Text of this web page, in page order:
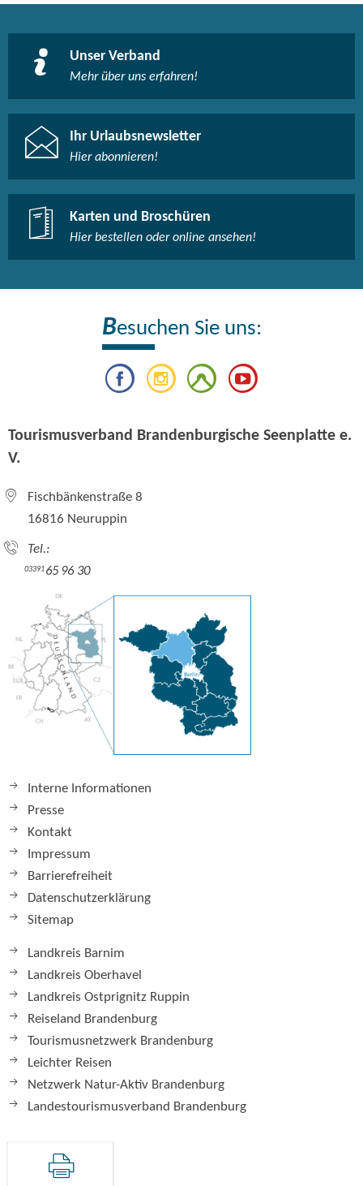
Unser Verband
Mehr über uns erfahren!
Ihr Urlaubsnewsletter
Hier abonnieren!
Karten und Broschüren
Hier bestellen oder online ansehen!
Besuchen Sie uns:
Tourismusverband Brandenburgische Seenplatte e.
V.
Fischbänkenstraße 8
16816 Neuruppin
Tel.:
0339165 96 30
Interne Informationen
Presse
Kontakt
Impressum
Barrierefreiheit
Datenschutzerklärung
Sitemap
Landkreis Barnim
Landkreis Oberhavel
Landkreis Ostprignitz Ruppin
Reiseland Brandenburg
Tourismusnetzwerk Brandenburg
Leichter Reisen
Netzwerk Natur-Aktiv Brandenburg
Landestourismusverband Brandenburg